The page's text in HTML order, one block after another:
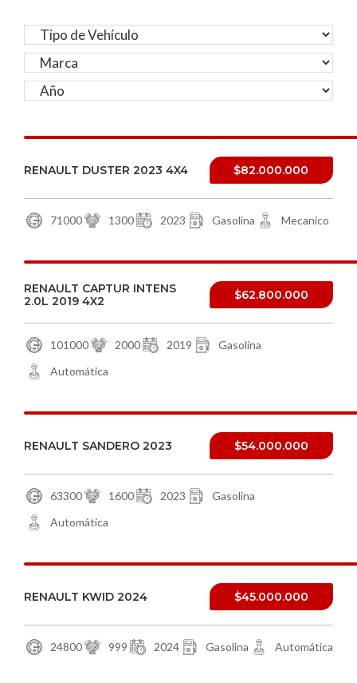
RENAULT DUSTER 2023 4X4 $82.000.000
71000 1300 2023 Gasolina Mecanico
RENAULT CAPTUR INTENS
2.0L 2019 4X2
$62.800.000
101000 2000 2019
Gasolina
Automática
RENAULT SANDERO 2023 $54.000.000
63300 1600 2023
Gasolina
Automática
RENAULT KWID 2024 $45.000.000
24800 999 2024 Gasolina Automática